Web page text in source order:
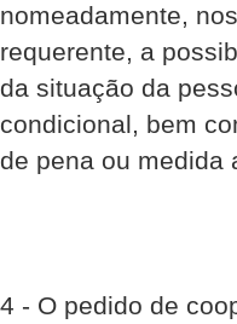
nomeadamente,
requerente, a
da situação da
condicional, bem
de pena ou medida
4 - O pedido de